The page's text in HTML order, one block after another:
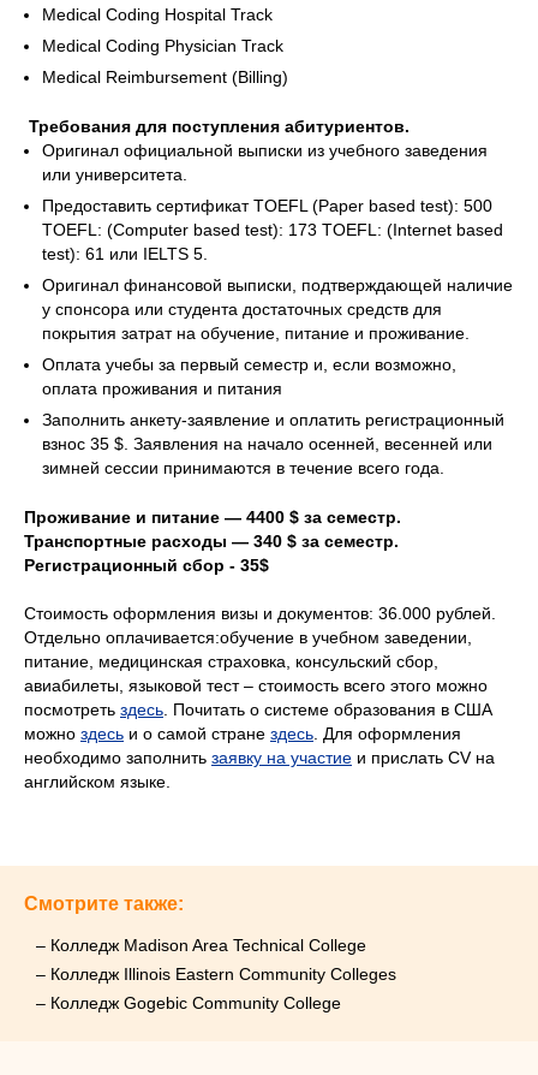
Medical Coding Hospital Track
Medical Coding Physician Track
Medical Reimbursement (Billing)
Требования для поступления абитуриентов.
Оригинал официальной выписки из учебного заведения
или университета.
Предоставить сертификат TOEFL (Paper based test): 500
TOEFL: (Computer based test): 173 TOEFL: (Internet based
test): 61 или IELTS 5.
Оригинал финансовой выписки, подтверждающей наличие
у спонсора или студента достаточных средств для
покрытия затрат на обучение, питание и проживание.
Оплата учебы за первый семестр и, если возможно,
оплата проживания и питания
Заполнить анкету-заявление и оплатить регистрационный
взнос 35 $. Заявления на начало осенней, весенней или
зимней сессии принимаются в течение всего года.
Проживание и питание — 4400 $ за семестр.
Транспортные расходы — 340 $ за семестр.
Регистрационный сбор - 35$
Стоимость оформления визы и документов: 36.000 рублей.
Отдельно оплачивается:обучение в учебном заведении,
питание, медицинская страховка, консульский сбор,
авиабилеты, языковой тест – стоимость всего этого можно
посмотреть здесь . Почитать о системе образования в США
можно здесь и о самой стране здесь . Для оформления
необходимо заполнить заявку на участие и прислать СV на
английском языке.
Смотрите также:
– Колледж Madison Area Technical College
– Колледж Illinois Eastern Community Colleges
– Колледж Gogebic Community College